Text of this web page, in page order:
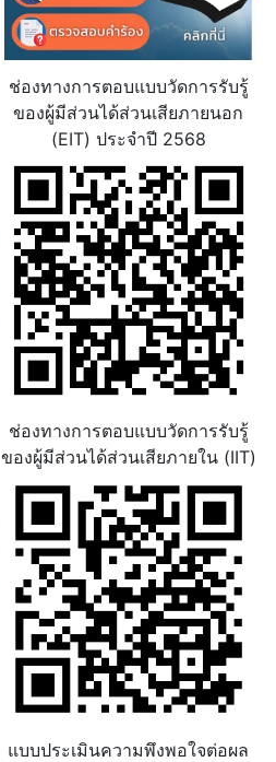
ช่องทางการตอบแบบวัดการรับรู้
ของผู้มีส่วนได้ส่วนเสียภายนอก
(EIT) ประจำปี 2568
ช่องทางการตอบแบบวัดการรับรู้
ของผู้มีส่วนได้ส่วนเสียภายใน (IIT)
แบบประเมินความพึงพอใจต่อผล